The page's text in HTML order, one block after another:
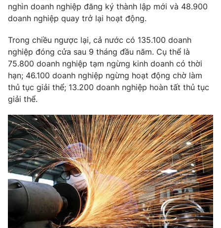
VTV4 Vươn mình bằng AI
VTV9 VTV8
Liên hệ tòa soạn English
THỜI BÁO VTV
Theo dõi báo trên
Cơ quan chủ quản:
Đài Truyền hình Việt Nam
Cơ quan báo chí:Thời báo VTV
Giấy phép hoạt động báo in và báo điện tử số 483/GP-BTTTT
nghìn doanh nghiệp đăng ký thành lập mới và 48.900
doanh nghiệp quay trở lại hoạt động.
Trong chiều ngược lại, cả nước có 135.100 doanh
nghiệp đóng cửa sau 9 tháng đầu năm. Cụ thể là
75.800 doanh nghiệp tạm ngừng kinh doanh có thời
hạn; 46.100 doanh nghiệp ngừng hoạt động chờ làm
thủ tục giải thể; 13.200 doanh nghiệp hoàn tất thủ tục
giải thể.